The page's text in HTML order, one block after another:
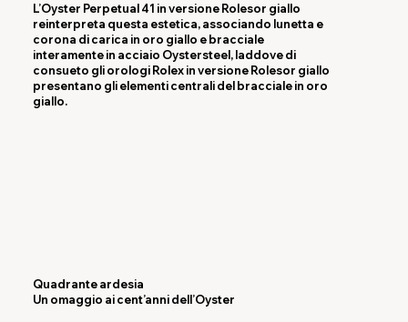
L’Oyster Perpetual 41 in versione Rolesor giallo
reinterpreta questa estetica, associando lunetta e
corona di carica in oro giallo e bracciale
interamente in acciaio Oystersteel, laddove di
consueto gli orologi Rolex in versione Rolesor giallo
presentano gli elementi centrali del bracciale in oro
giallo.
Quadrante ardesia
Un omaggio ai cent’anni dell’Oyster